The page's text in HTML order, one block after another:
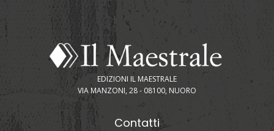
EDIZIONI IL MAESTRALE
VIA MANZONI, 28 - 08100, NUORO
Contatti